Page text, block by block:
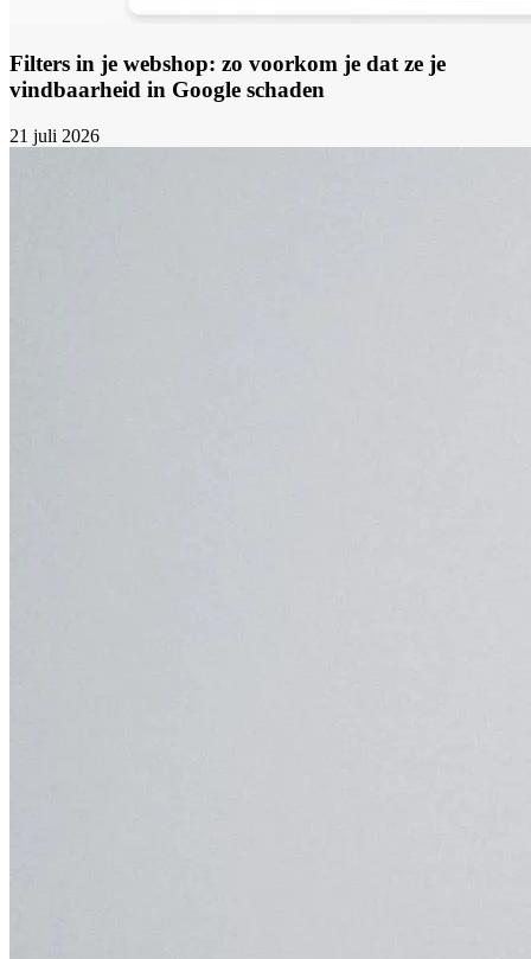
Filters in je webshop: zo voorkom je dat ze je
vindbaarheid in Google schaden
21 juli 2026